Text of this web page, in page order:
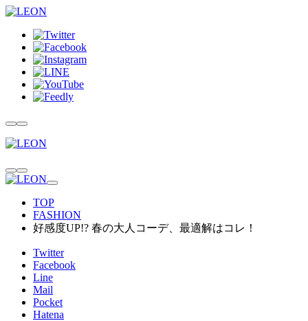
TOP
FASHION
好感度UP!? 春の大人コーデ、最適解はコレ！
Twitter
Facebook
Line
Mail
Pocket
Hatena